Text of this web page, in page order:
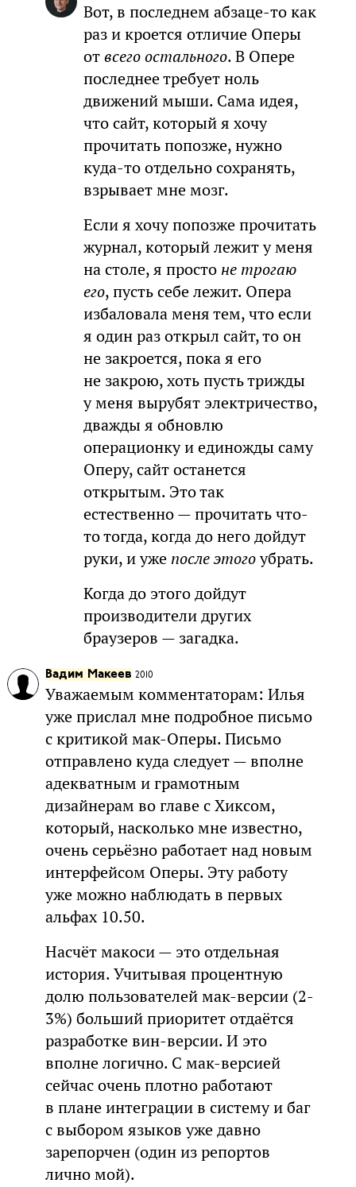
Вот, в последнем абзаце-то как
раз и кроется отличие Оперы
отвсего остального. В Опере
последнее требует ноль
движений мыши. Сама идея,
что сайт, который я хочу
прочитать попозже, нужно
куда-то отдельно сохранять,
взрывает мне мозг.
Если я хочу попозже прочитать
журнал, который лежит у меня
на столе, я просто не трогаю
его, пусть себе лежит. Опера
избаловала меня тем, что если
я один раз открыл сайт, то он
не закроется, пока я его
не закрою, хоть пусть трижды
у меня вырубят электричество,
дважды я обновлю
операционку и единожды саму
Оперу, сайт останется
открытым. Это так
естественно — прочитать что-
то тогда, когда до него дойдут
руки, и уже после этогоубрать.
Когда до этого дойдут
производители других
браузеров — загадка.
Вадим Макеев 2010
Уважаемым комментаторам: Илья
уже прислал мне подробное письмо
с критикой мак-Оперы. Письмо
отправлено куда следует — вполне
адекватным и грамотным
дизайнерам во главе с Хиксом,
который, насколько мне известно,
очень серьёзно работает над новым
интерфейсом Оперы. Эту работу
уже можно наблюдать в первых
альфах 10.50.
Насчёт макоси — это отдельная
история. Учитывая процентную
долю пользователей мак-версии (2-
3%) больший приоритет отдаётся
разработке вин-версии. И это
вполне логично. С мак-версией
сейчас очень плотно работают
в плане интеграции в систему и баг
с выбором языков уже давно
зарепорчен (один из репортов
лично мой).